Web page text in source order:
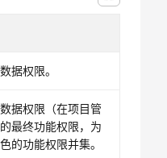
据权限。
据权限（在项目管
最终功能权限，为
的功能权限并集。